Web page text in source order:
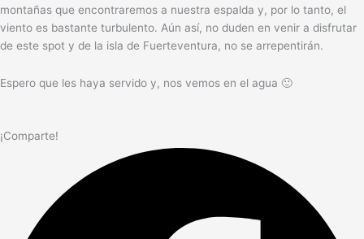
montañas que encontraremos a nuestra espalda y, por lo tanto, el
viento es bastante turbulento. Aún así, no duden en venir a disfrutar
de este spot y de la isla de Fuerteventura, no se arrepentirán.
Espero que les haya servido y, nos vemos en el agua 🙂
¡Comparte!